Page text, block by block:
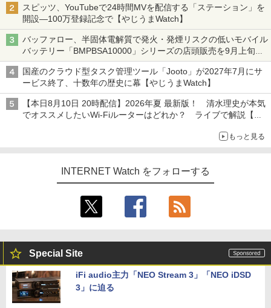
スピッツ、YouTubeで24時間MVを配信する「ステーション」を
開設―100万登録記念で【やじうまWatch】
バッファロー、半固体電解質で発火・発煙リスクの低いモバイル
バッテリー「BMPBSA10000」シリーズの店頭販売を9月上旬に
開始
国産のクラウド型タスク管理ツール「Jooto」が2027年7月にサ
ービス終了、十数年の歴史に幕【やじうまWatch】
【本日8月10日 20時配信】2026年夏 最新版！ 清水理史が本気
でオススメしたいWi-Fiルーターはどれか？ ライブで解説【清
もっと見る
INTERNET Watch をフォローする
Special Site
iFi audio主力「NEO Stream 3」「NEO iDSD
3」に迫る